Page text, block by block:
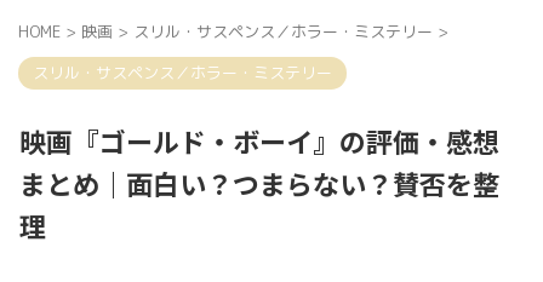
HOME > 映画 > スリル・サスペンス／ホラー・ミステリー >
スリル・サスペンス／ホラー・ミステリー
映画『ゴールド・ボーイ』の評価・感想
まとめ｜面白い？つまらない？賛否を整
理